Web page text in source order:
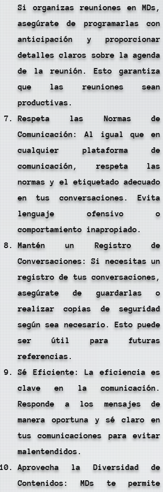
Si organizas reuniones en MDs,
asegúrate de programarlas con
anticipación y proporcionar
detalles claros sobre la agenda
de la reunión. Esto garantiza
que las reuniones sean
productivas.
Respeta las Normas de
Comunicación: Al igual que en
cualquier plataforma de
comunicación, respeta las
normas y el etiquetado adecuado
en tus conversaciones. Evita
lenguaje ofensivo o
comportamiento inapropiado.
Mantén un Registro de
Conversaciones: Si necesitas un
registro de tus conversaciones,
asegúrate de guardarlas o
realizar copias de seguridad
según sea necesario. Esto puede
ser útil para futuras
referencias.
Sé Eficiente: La eficiencia es
clave en la comunicación.
Responde a los mensajes de
manera oportuna y sé claro en
tus comunicaciones para evitar
malentendidos.
Aprovecha la Diversidad de
Contenidos: MDs te permite